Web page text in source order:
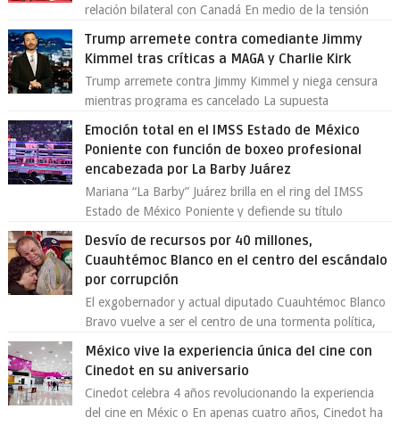
relación bilateral con Canadá En medio de la tensión
Trump arremete contra comediante Jimmy
Kimmel tras críticas a MAGA y Charlie Kirk
Trump arremete contra Jimmy Kimmel y niega censura
mientras programa es cancelado La supuesta
Emoción total en el IMSS Estado de México
Poniente con función de boxeo profesional
encabezada por La Barby Juárez
Mariana “La Barby” Juárez brilla en el ring del IMSS
Estado de México Poniente y defiende su título
Supergallo La Unidad Deportiva Cuauhtémo...
Desvío de recursos por 40 millones,
Cuauhtémoc Blanco en el centro del escándalo
por corrupción
El exgobernador y actual diputado Cuauhtémoc Blanco
Bravo vuelve a ser el centro de una tormenta política,
México vive la experiencia única del cine con
Cinedot en su aniversario
Cinedot celebra 4 años revolucionando la experiencia
del cine en Méxic o En apenas cuatro años, Cinedot ha